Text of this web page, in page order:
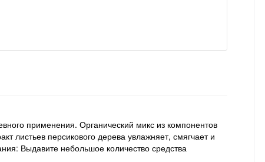
применения. Органический микс из компонентов
листьев персикового дерева увлажняет, смягчает и
Выдавите небольшое количество средства